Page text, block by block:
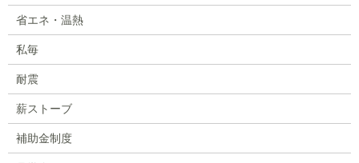
省エネ・温熱
私毎
耐震
薪ストーブ
補助金制度